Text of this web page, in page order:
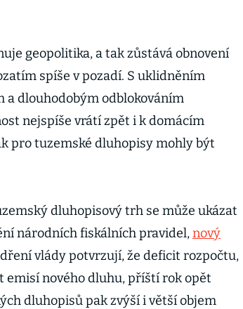
geopolitika, a tak zůstává obnovení
spíše v pozadí. S uklidněním
dlouhodobým odblokováním
nejspíše vrátí zpět i k domácím
pro tuzemské dluhopisy mohly být
dluhopisový trh se může ukázat
národních fiskálních pravidel,nový
vlády potvrzují, že deficit rozpočtu,
emisí nového dluhu, příští rok opět
dluhopisů pak zvýší i větší objem